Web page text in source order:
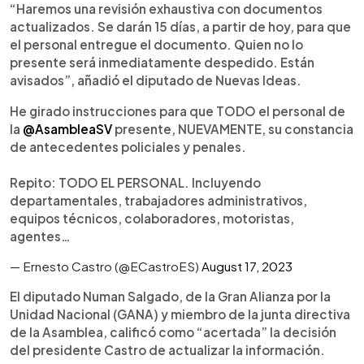
“Haremos una revisión exhaustiva con documentos
actualizados. Se darán 15 días, a partir de hoy, para que
el personal entregue el documento. Quien no lo
presente será inmediatamente despedido. Están
avisados”, añadió el diputado de Nuevas Ideas.
He girado instrucciones para que TODO el personal de
la @AsambleaSV presente, NUEVAMENTE, su constancia
de antecedentes policiales y penales.
Repito: TODO EL PERSONAL. Incluyendo
departamentales, trabajadores administrativos,
equipos técnicos, colaboradores, motoristas,
agentes…
— Ernesto Castro (@ECastroES) August 17, 2023
El diputado Numan Salgado, de la Gran Alianza por la
Unidad Nacional (GANA) y miembro de la junta directiva
de la Asamblea, calificó como “acertada” la decisión
del presidente Castro de actualizar la información.